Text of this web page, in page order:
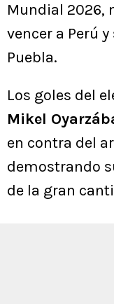
Mundial 2026,
vencer a Perú
Puebla.
Los goles del
Mikel
en contra del
demostrando
de la gran